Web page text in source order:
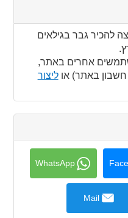
להכיר גבר בגילאים
אחרים באתר,
באתר) אוליצור
WhatsApp
Mail